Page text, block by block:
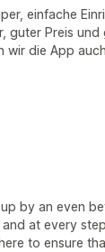
einfache
guter Preis und
wir die App
by an even
at every
to ensure